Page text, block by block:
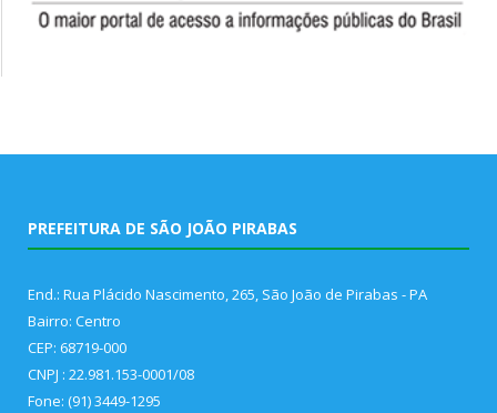
PREFEITURA DE SÃO JOÃO PIRABAS
End.: Rua Plácido Nascimento, 265, São João de Pirabas - PA
Bairro: Centro
CEP: 68719-000
CNPJ : 22.981.153-0001/08
Fone: (91) 3449-1295